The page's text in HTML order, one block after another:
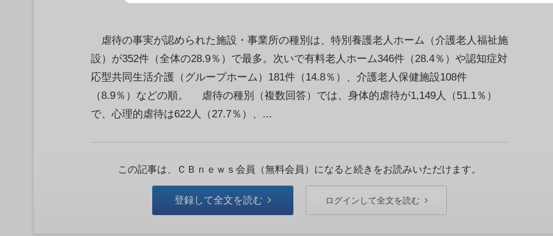
虐待の事実が認められた施設・事業所の種別は、特別養護老人ホーム（介護老人福祉施
設）が352件（全体の28.9％）で最多。次いで有料老人ホーム346件（28.4％）や認知症対
応型共同生活介護（グループホーム）181件（14.8％）、介護老人保健施設108件
（8.9％）などの順。 虐待の種別（複数回答）では、身体的虐待が1,149人（51.1％）
で、心理的虐待は622人（27.7％）、...
この記事は、ＣＢｎｅｗｓ会員（無料会員）になると続きをお読みいただけます。
登録して全文を読む ログインして全文を読む